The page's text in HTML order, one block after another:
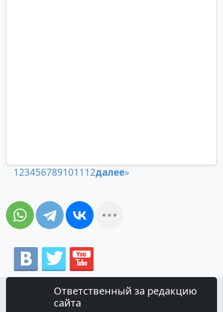
1234567891011 12далее»
Ответственный за редакцию
сайта